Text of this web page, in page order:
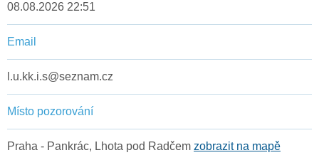
08.08.2026 22:51
Email
l.u.kk.i.s@seznam.cz
Místo pozorování
Praha - Pankrác, Lhota pod Radčem zobrazit na mapě